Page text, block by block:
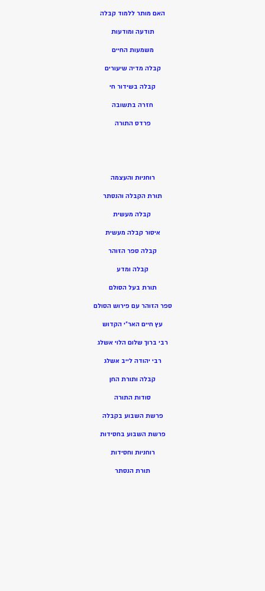
האם מותר ללמוד קבלה
תודעה ומודעות
משמעות החיים
קבלה מדיה שיעורים
קבלה בשידור חי
חזרה בתשובה
פרדס התורה
רוחניות והעצמה
תורת הקבלה והנסתר
קבלה מעשית
איסור קבלה מעשית
קבלה ספר הזוהר
קבלה ומדע
תורת בעל הסולם
ספר הזוהר עם פירוש הסולם
עץ חיים האר”י הקדוש
רבי ברוך שלום הלוי אשלג
רבי יהודה לייב אשלג
קבלה ותורת החן
סודות התורה
פרשת השבוע בקבלה
פרשת השבוע בחסידות
רוחניות וחסידות
תורת הנסתר